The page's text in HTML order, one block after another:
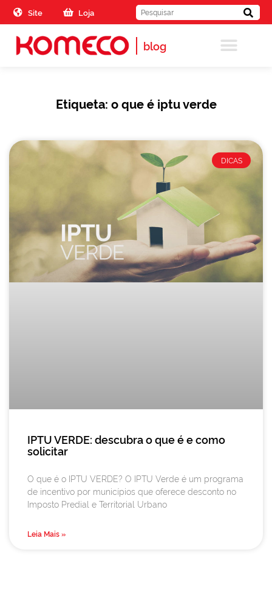
Skip to the content
Site Loja
blog
Etiqueta: o que é iptu verde
DICAS
IPTU VERDE: descubra o que é e como
solicitar
O que é o IPTU VERDE? O IPTU Verde é um programa
de incentivo por municípios que oferece desconto no
Imposto Predial e Territorial Urbano
Leia Mais »